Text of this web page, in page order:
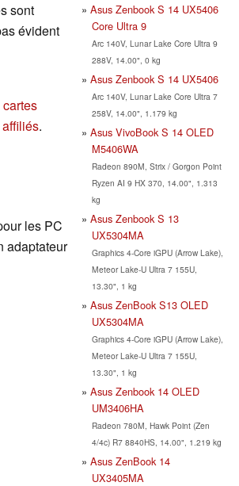
sont
évident
.
les PC
adaptateur
Asus Zenbook S 14 UX5406
Core Ultra 9
Arc 140V, Lunar Lake Core Ultra 9
288V, 14.00", 0 kg
Asus Zenbook S 14 UX5406
Arc 140V, Lunar Lake Core Ultra 7
258V, 14.00", 1.179 kg
Asus VivoBook S 14 OLED
M5406WA
Radeon 890M, Strix / Gorgon Point
Ryzen AI 9 HX 370, 14.00", 1.313
kg
Asus Zenbook S 13
UX5304MA
Graphics 4-Core iGPU (Arrow Lake),
Meteor Lake-U Ultra 7 155U,
13.30", 1 kg
Asus ZenBook S13 OLED
UX5304MA
Graphics 4-Core iGPU (Arrow Lake),
Meteor Lake-U Ultra 7 155U,
13.30", 1 kg
Asus Zenbook 14 OLED
UM3406HA
Radeon 780M, Hawk Point (Zen
4/4c) R7 8840HS, 14.00", 1.219 kg
Asus ZenBook 14
UX3405MA